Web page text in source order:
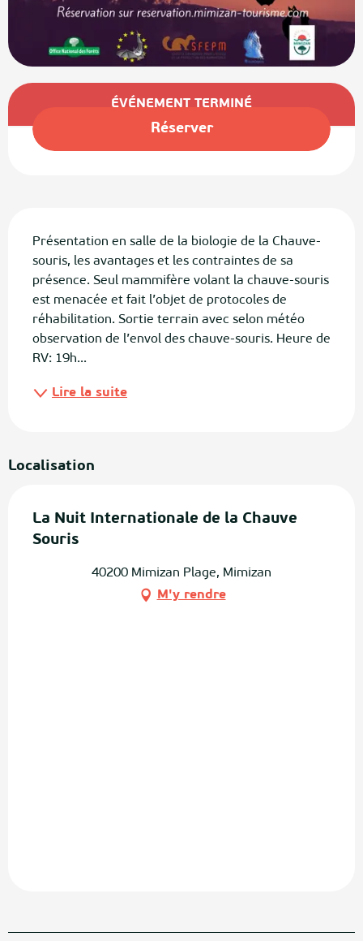
Ouverture et coordonnées
ÉVÉNEMENT TERMINÉ
Réserver
Présentation en salle de la biologie de la Chauve-
souris, les avantages et les contraintes de sa
présence. Seul mammifère volant la chauve-souris
est menacée et fait l’objet de protocoles de
réhabilitation. Sortie terrain avec selon météo
observation de l’envol des chauve-souris. Heure de
RV: 19h...
Lire la suite
Localisation
La Nuit Internationale de la Chauve
Souris
40200 Mimizan Plage, Mimizan
M'y rendre